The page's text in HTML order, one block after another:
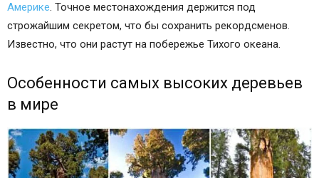
Америке. Точное местонахождения держится под
строжайшим секретом, что бы сохранить рекордсменов.
Известно, что они растут на побережье Тихого океана.
Особенности самых высоких деревьев
в мире